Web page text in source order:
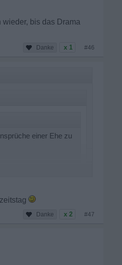
bis das Drama
x 1 #46
einer Ehe zu
x 2 #47